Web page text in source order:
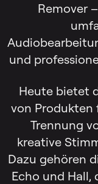
Remover
und
Heute bietet
von Produkten
Trennung
kreative
Dazu gehören
Echo und Hall,